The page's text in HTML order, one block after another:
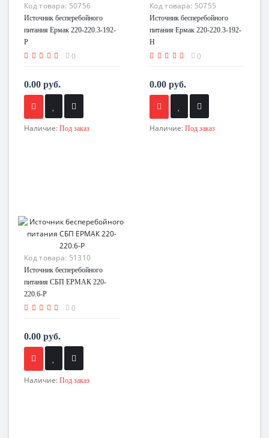
Код товара: 50756
Источник бесперебойного
питания Ермак 220-220.3-192-
P
0
0.00 руб.
Наличие: Под заказ
Код товара: 50755
Источник бесперебойного
питания Ермак 220-220.3-192-
Н
0
0.00 руб.
Наличие: Под заказ
Код товара: 51310
Источник бесперебойного
питания СБП ЕРМАК 220-
220.6-Р
0
0.00 руб.
Наличие: Под заказ